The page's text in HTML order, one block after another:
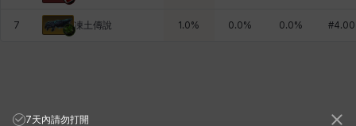
7 凍土傳說 1.0% 0.0% 0.0% #4.00
7天內請勿打開